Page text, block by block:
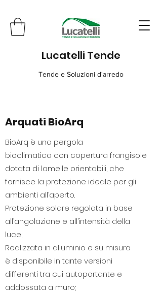
Lucatelli Tende
Tende e Soluzioni d'arredo
Arquati BioArq
BioArq è una pergola
bioclimatica con copertura frangisole
dotata di lamelle orientabili, che
fornisce la protezione ideale per gli
ambienti all’aperto.
Protezione solare regolata in base
all’angolazione e all’intensità della
luce;
Realizzata in alluminio e su misura
è disponibile in tante versioni
differenti tra cui autoportante e
addossata a muro;